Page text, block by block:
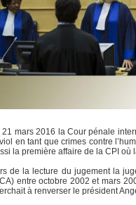
21 mars 2016 la Cour pénale
en tant que crimes contre
la première affaire de la CPI
de la lecture du jugement la
entre octobre 2002 et mars
à renverser le président